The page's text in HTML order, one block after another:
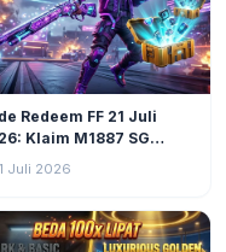
Redeem FF 21 Juli
Klaim M1887 SG
Juli 2026